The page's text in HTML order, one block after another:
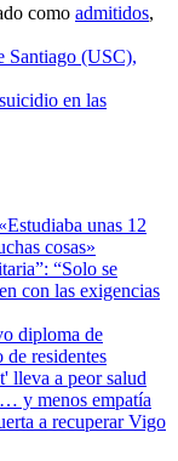
como admitidos,
Santiago (USC),
en las
unas 12
cosas»
“Solo se
con las exigencias
diploma de
residentes
lleva a peor salud
y menos empatía
a recuperar Vigo